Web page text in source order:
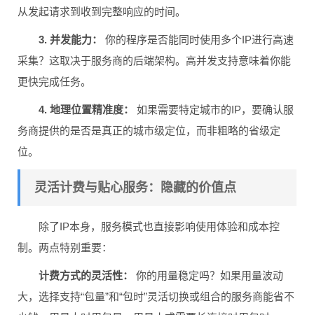
从发起请求到收到完整响应的时间。
3. 并发能力：
你的程序是否能同时使用多个IP进行高速
采集？这取决于服务商的后端架构。高并发支持意味着你能
更快完成任务。
4. 地理位置精准度：
如果需要特定城市的IP，要确认服
务商提供的是否是真正的城市级定位，而非粗略的省级定
位。
灵活计费与贴心服务：隐藏的价值点
除了IP本身，服务模式也直接影响使用体验和成本控
制。两点特别重要：
计费方式的灵活性：
你的用量稳定吗？如果用量波动
大，选择支持“包量”和“包时”灵活切换或组合的服务商能省不